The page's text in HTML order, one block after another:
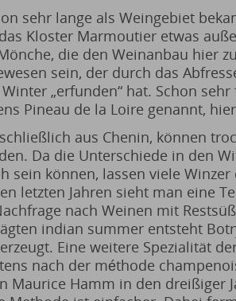
sehr lange als Weingebiet
Kloster Marmoutier etwas
die den Weinanbau hier
sein, der durch das
„erfunden“ hat. Schon
Pineau de la Loire genannt,
aus Chenin, können
Da die Unterschiede in den
sein können, lassen viele
letzten Jahren sieht man eine
nach Weinen mit
indian summer entsteht
Eine weitere Spezialität
nach der méthode
Maurice Hamm in den dreißiger